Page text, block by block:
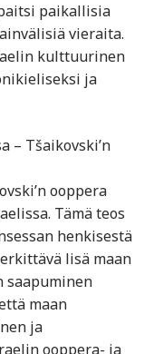
paikallisia
vieraita.
kulttuurinen
ja
– Tšaikovski’n
ooppera
Tämä teos
henkisestä
lisä maan
saapuminen
maan
ja
ooppera- ja